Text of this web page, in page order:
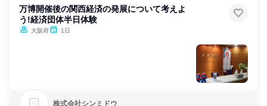
万博開催後の関西経済の発展について考えよ
う!経済団体半日体験
大阪府 1日
株式会社シンミドウ